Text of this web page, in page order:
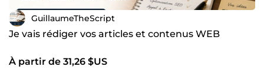
GuillaumeTheScript
Je vais rédiger vos articles et contenus WEB
À partir de 31,26 $US